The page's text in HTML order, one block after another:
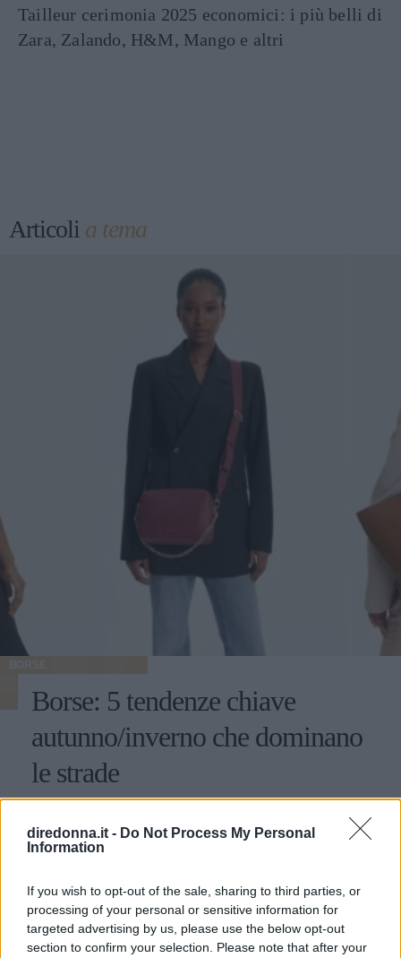
diredonna.it - Do Not Process My Personal
Information
If you wish to opt-out of the sale, sharing to third parties, or
processing of your personal or sensitive information for
targeted advertising by us, please use the below opt-out
section to confirm your selection. Please note that after your
Tailleur cerimonia 2025 economici: i più belli di
Zara, Zalando, H&M, Mango e altri
Articoli a tema
BORSE
Borse: 5 tendenze chiave
autunno/inverno che dominano
le strade
passando per tutte le nuances del rosso e del marrine che
scaldano l’inverno: ecco le cinque tendenze borse che